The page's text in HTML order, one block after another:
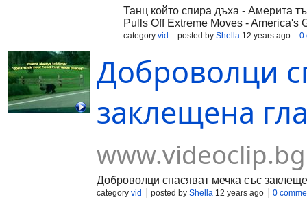
Танц който спира дъха - Америта
Pulls Off Extreme Moves - America's
category vid posted by Shella 12 years ago 0
Доброволци
заклещена
www.videoclip.bg
Доброволци спасяват мечка със
category vid posted by Shella 12 years ago 0